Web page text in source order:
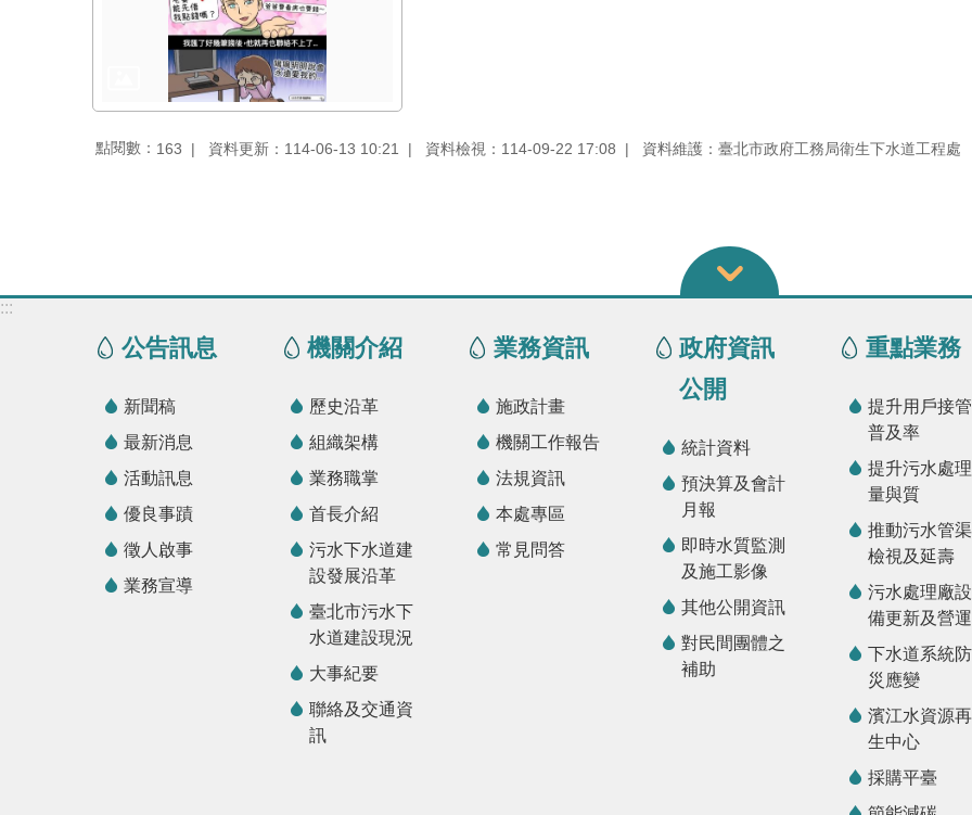
點閱數： 163 資料更新：114-06-13 10:21 資料檢視：114-09-22 17:08 資料維護：臺北市政府工務局衛生下水道工程處
:::
公告訊息
新聞稿
最新消息
活動訊息
優良事蹟
徵人啟事
業務宣導
機關介紹
歷史沿革
組織架構
業務職掌
首長介紹
污水下水道建
設發展沿革
臺北市污水下
水道建設現況
大事紀要
聯絡及交通資
訊
業務資訊
施政計畫
機關工作報告
法規資訊
本處專區
常見問答
政府資訊
公開
統計資料
預決算及會計
月報
即時水質監測
及施工影像
其他公開資訊
對民間團體之
補助
重點業務
提升用戶接管
普及率
提升污水處理
量與質
推動污水管渠
檢視及延壽
污水處理廠設
備更新及營運
下水道系統防
災應變
濱江水資源再
生中心
採購平臺